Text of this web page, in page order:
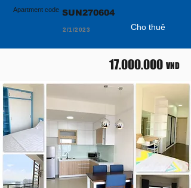
Apartment code SUN270604
2/1/2023 Cho thuê
VND
17.000.000